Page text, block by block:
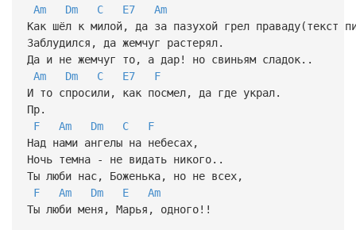
Am Dm C E7
Am
Как шёл к милой, да за пазухой грел праваду(текст
Заблудился, да жемчуг растерял.
Да и не жемчуг то, а дар! но свиньям сладок..
Am
Dm C E7
F
И то спросили, как посмел, да где украл.
Пр.
F
Am Dm C
F
Над нами ангелы на небесах,
Ночь темна - не видать никого..
Ты люби нас, Боженька, но не всех,
F
Am Dm E
Am
Ты люби меня, Марья, одного!!